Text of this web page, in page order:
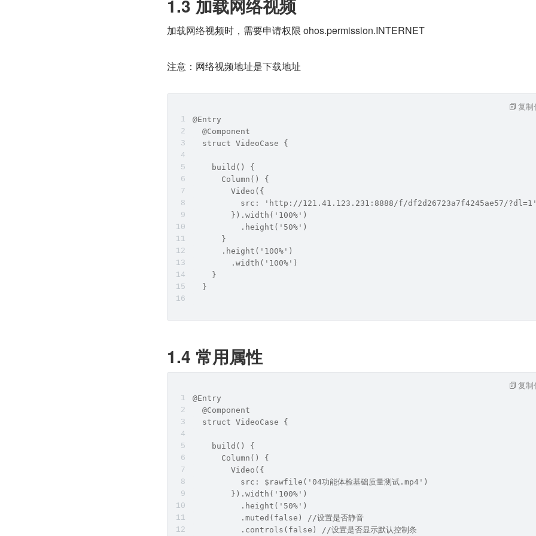
1.3 加载网络视频
加载网络视频时，需要申请权限 ohos.permission.INTERNET
注意：网络视频地址是下载地址
@Entry
  @Component
  struct VideoCase {
    build() {
      Column() {
        Video({
src: 'http://121.41.123.231:8888/f/df2d26723a7f4245ae57/
        }).width('100%')
          .height('50%')
      }
      .height('100%')
        .width('100%')
    }
  }
复制
1.4 常用属性
@Entry
  @Component
  struct VideoCase {
    build() {
      Column() {
        Video({
          src: $rawfile('04功能体检基础质量测试.mp4')
        }).width('100%')
          .height('50%')
          .muted(false) //设置是否静音
          .controls(false) //设置是否显示默认控制条
复制